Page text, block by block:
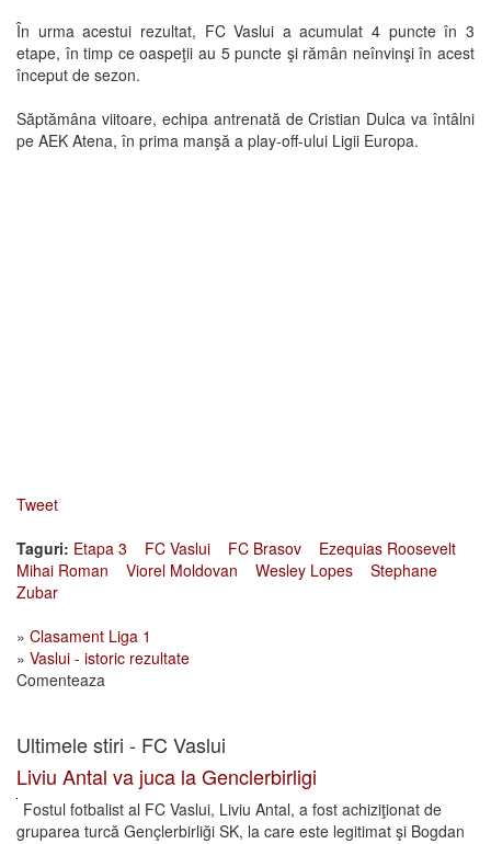
În urma acestui rezultat, FC Vaslui a acumulat 4 puncte în 3
etape, în timp ce oaspeţii au 5 puncte şi rămân neînvinşi în acest
început de sezon.
Săptămâna viitoare, echipa antrenată de Cristian Dulca va întâlni
pe AEK Atena, în prima manşă a play-off-ului Ligii Europa.
Tweet
Taguri: Etapa 3 FC Vaslui FC Brasov
Ezequias Roosevelt
Mihai Roman
Viorel Moldovan Wesley Lopes
Stephane
Zubar
» Clasament Liga 1
» Vaslui - istoric rezultate
Comenteaza
Ultimele stiri - FC Vaslui
Liviu Antal va juca la Genclerbirligi
Fostul fotbalist al FC Vaslui, Liviu Antal, a fost achiziţionat de
gruparea turcă Gençlerbirliği SK, la care este legitimat şi Bogdan